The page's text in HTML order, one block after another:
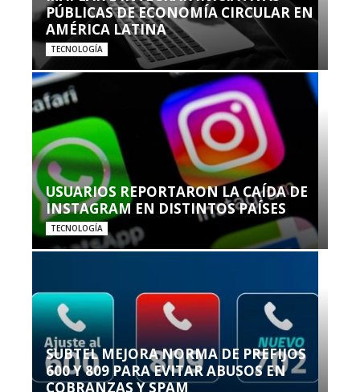
PÚBLICAS DE ECONOMÍA CIRCULAR EN
AMÉRICA LATINA
TECNOLOGÍA
USUARIOS REPORTARON LA CAÍDA DE
INSTAGRAM EN DISTINTOS PAÍSES
TECNOLOGÍA
SUBTEL MEJORA NORMA DE PREFIJOS
600 Y 809 PARA EVITAR ABUSOS EN
COBRANZAS Y SPAM